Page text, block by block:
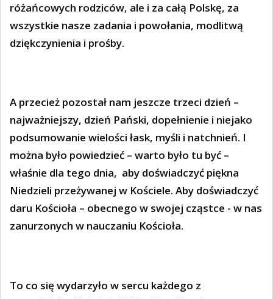
różańcowych rodziców, ale i za całą Polskę, za
wszystkie nasze zadania i powołania, modlitwą
dziękczynienia i prośby.
A przecież pozostał nam jeszcze trzeci dzień –
najważniejszy, dzień Pański, dopełnienie i niejako
podsumowanie wielości łask, myśli i natchnień. I
można było powiedzieć – warto było tu być –
właśnie dla tego dnia, aby doświadczyć piękna
Niedzieli przeżywanej w Kościele. Aby doświadczyć
daru Kościoła – obecnego w swojej cząstce - w nas
zanurzonych w nauczaniu Kościoła.
To co się wydarzyło w sercu każdego z